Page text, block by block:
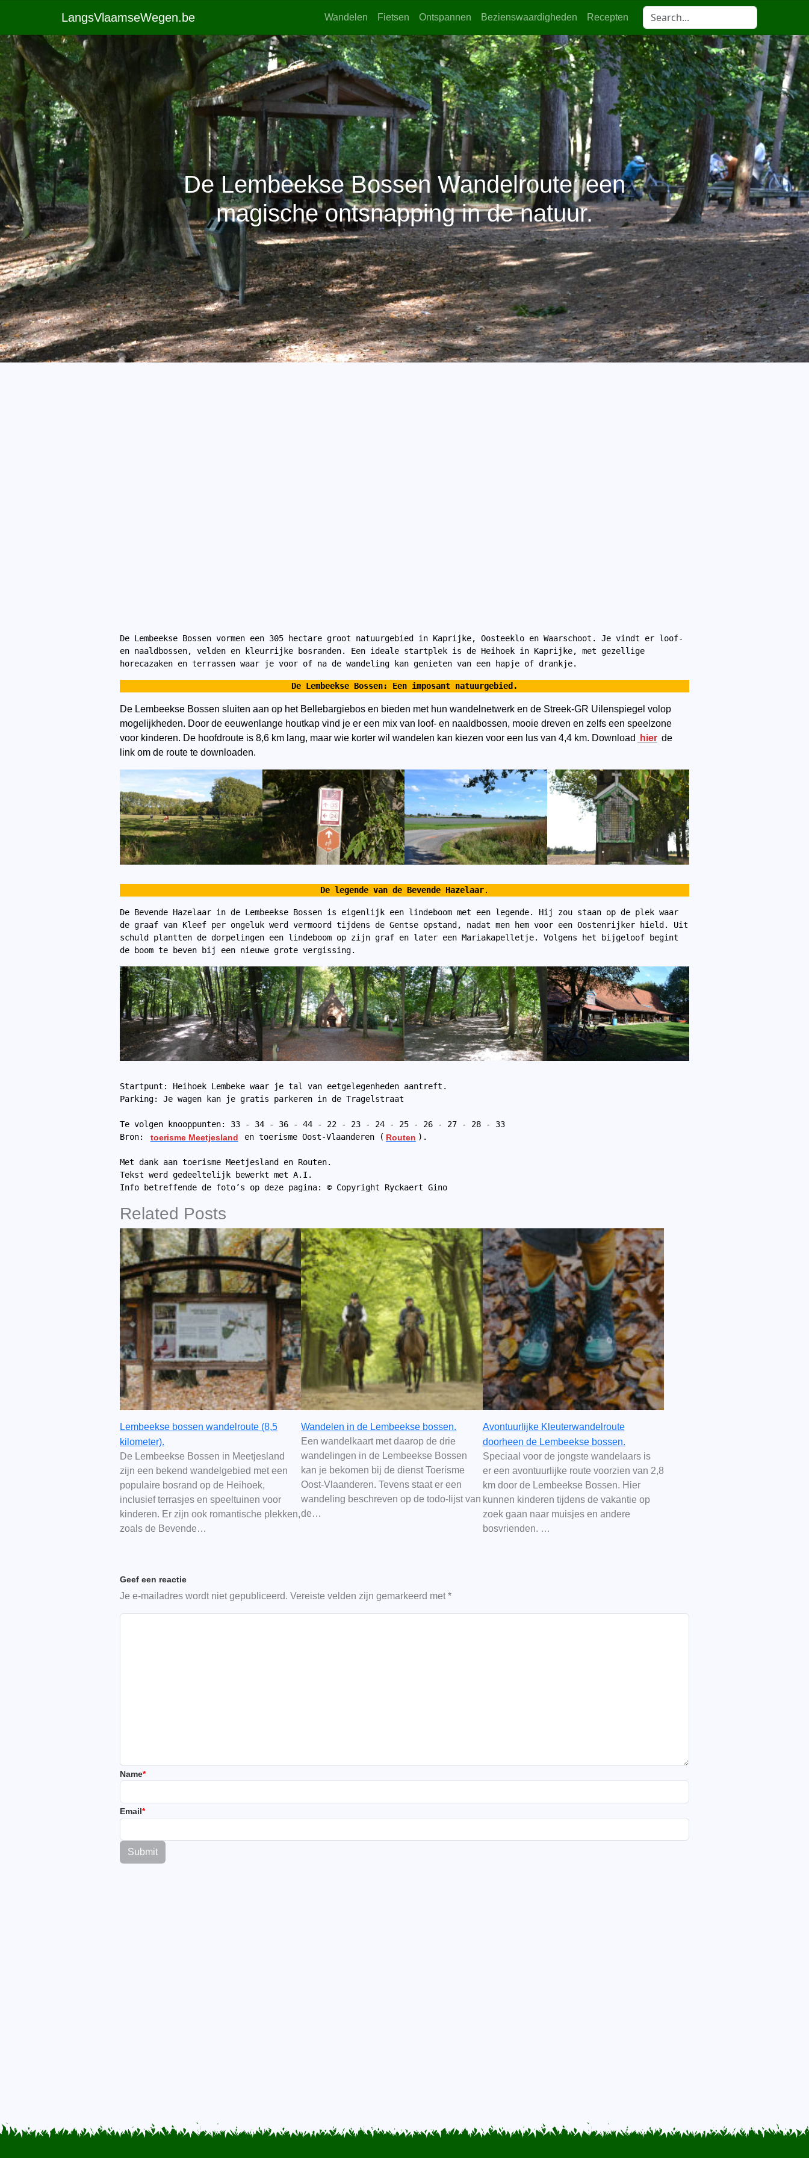
LangsVlaamseWegen.be Wandelen Fietsen Ontspannen Bezienswaardigheden Recepten
De Lembeekse Bossen Wandelroute: een
magische ontsnapping in de natuur.
De Lembeekse Bossen vormen een 305 hectare groot natuurgebied in Kaprijke, Oosteeklo en Waarschoot. Je vindt er loof-
en naaldbossen, velden en kleurrijke bosranden. Een ideale startplek is de Heihoek in Kaprijke, met gezellige
horecazaken en terrassen waar je voor of na de wandeling kan genieten van een hapje of drankje.
De Lembeekse Bossen: Een imposant natuurgebied.
De Lembeekse Bossen sluiten aan op het Bellebargiebos en bieden met hun wandelnetwerk en de Streek-GR Uilenspiegel volop
mogelijkheden. Door de eeuwenlange houtkap vind je er een mix van loof- en naaldbossen, mooie dreven en zelfs een speelzone
voor kinderen. De hoofdroute is 8,6 km lang, maar wie korter wil wandelen kan kiezen voor een lus van 4,4 km. Download
hier de
link om de route te downloaden.
De legende van de Bevende Hazelaar.
De Bevende Hazelaar in de Lembeekse Bossen is eigenlijk een lindeboom met een legende. Hij zou staan op de plek waar
de graaf van Kleef per ongeluk werd vermoord tijdens de Gentse opstand, nadat men hem voor een Oostenrijker hield. Uit
schuld plantten de dorpelingen een lindeboom op zijn graf en later een Mariakapelletje. Volgens het bijgeloof begint
de boom te beven bij een nieuwe grote vergissing.
Startpunt: Heihoek Lembeke waar je tal van eetgelegenheden aantreft.
Parking: Je wagen kan je gratis parkeren in de Tragelstraat
Te volgen knooppunten: 33 - 34 - 36 - 44 - 22 - 23 - 24 - 25 - 26 - 27 - 28 - 33
Bron:
toerisme Meetjesland en toerisme Oost-Vlaanderen ( Routen ).
Met dank aan toerisme Meetjesland en Routen.
Tekst werd gedeeltelijk bewerkt met A.I.
Info betreffende de foto’s op deze pagina: © Copyright Ryckaert Gino
Related Posts
Lembeekse bossen wandelroute (8,5
kilometer).
De Lembeekse Bossen in Meetjesland
zijn een bekend wandelgebied met een
populaire bosrand op de Heihoek,
inclusief terrasjes en speeltuinen voor
kinderen. Er zijn ook romantische plekken,
zoals de Bevende…
Wandelen in de Lembeekse bossen.
Een wandelkaart met daarop de drie
wandelingen in de Lembeekse Bossen
kan je bekomen bij de dienst Toerisme
Oost-Vlaanderen. Tevens staat er een
wandeling beschreven op de todo-lijst van
de…
Avontuurlijke Kleuterwandelroute
doorheen de Lembeekse bossen.
Speciaal voor de jongste wandelaars is
er een avontuurlijke route voorzien van 2,8
km door de Lembeekse Bossen. Hier
kunnen kinderen tijdens de vakantie op
zoek gaan naar muisjes en andere
bosvrienden. …
Geef een reactie
Je e-mailadres wordt niet gepubliceerd. Vereiste velden zijn gemarkeerd met*
Name*
Email*